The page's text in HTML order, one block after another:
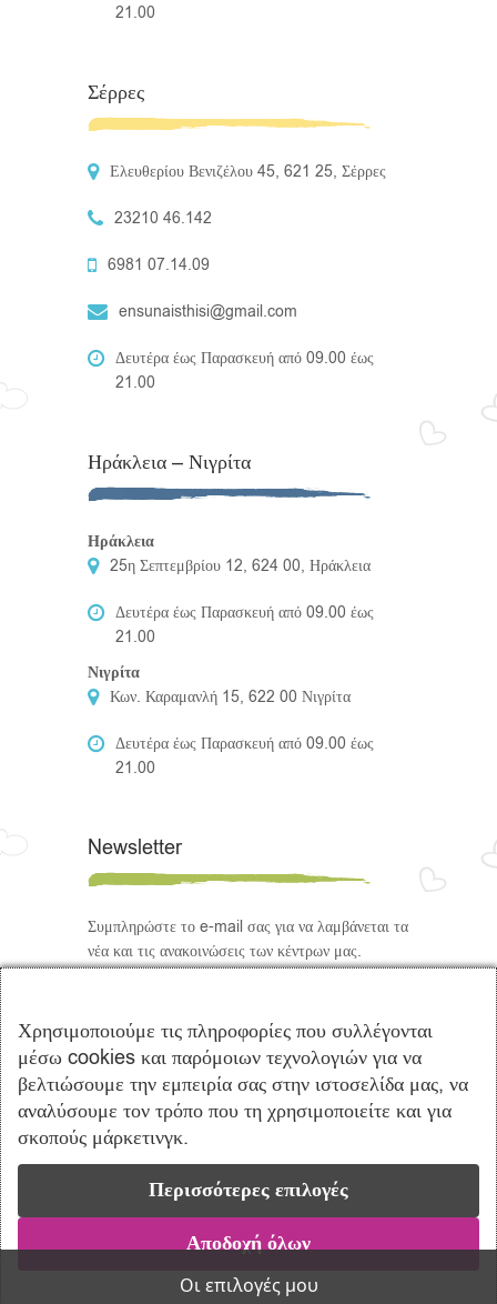
21.00
Σέρρες
Ελευθερίου Βενιζέλου 45, 621 25, Σέρρες
23210 46.142
6981 07.14.09
ensunaisthisi@gmail.com
Δευτέρα έως Παρασκευή από 09.00 έως
21.00
Ηράκλεια – Νιγρίτα
Ηράκλεια
25η Σεπτεμβρίου 12, 624 00, Ηράκλεια
Δευτέρα έως Παρασκευή από 09.00 έως
21.00
Νιγρίτα
Κων. Καραμανλή 15, 622 00 Νιγρίτα
Δευτέρα έως Παρασκευή από 09.00 έως
21.00
Newsletter
Συμπληρώστε το e-mail σας για να λαμβάνεται τα
νέα και τις ανακοινώσεις των κέντρων μας.
Copyright © 2021 Πρότυπα Κέντρα
Λογοθεραπείας Ενσυναίσθηση | Powered by
Vrisko.gr
Follow us
Χρησιμοποιούμε τις πληροφορίες που συλλέγονται
μέσω cookies και παρόμοιων τεχνολογιών για να
βελτιώσουμε την εμπειρία σας στην ιστοσελίδα μας, να
αναλύσουμε τον τρόπο που τη χρησιμοποιείτε και για
σκοπούς μάρκετινγκ.
Περισσότερες επιλογές
Αποδοχή όλων
Οι επιλογές μου